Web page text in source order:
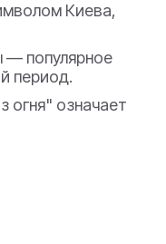
Киева,
— популярное
период.
огня" означает